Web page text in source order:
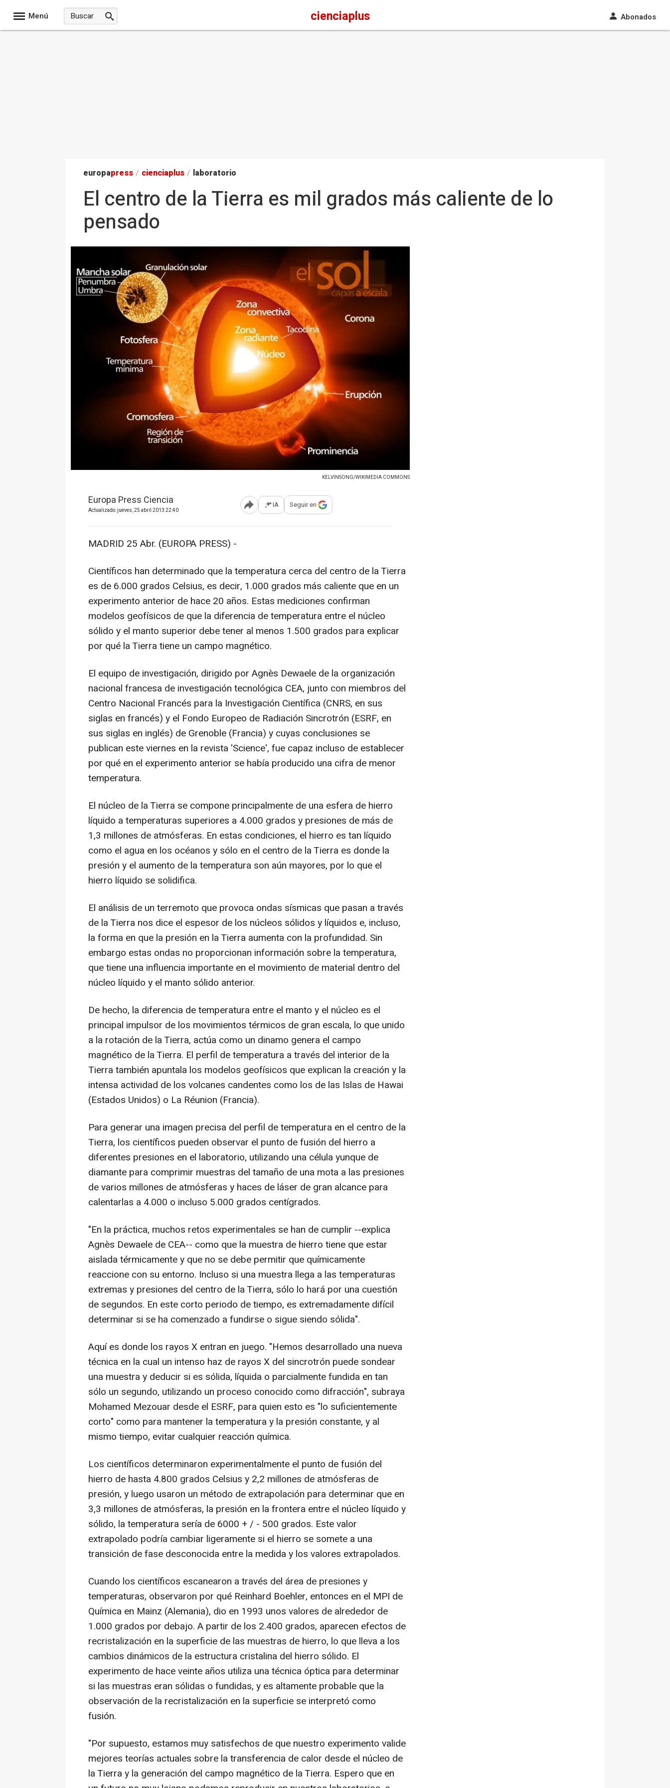
Menú cienciaplus Abonados
europapress / cienciaplus / laboratorio
El centro de la Tierra es mil grados más caliente de lo
pensado
KELVINSONG/WIKIMEDIA COMMONS
Europa Press Ciencia
Actualizado: jueves, 25 abril 2013 22:40 Abrir opciones para compartir
IA Seguir en
MADRID 25 Abr. (EUROPA PRESS) -
Científicos han determinado que la temperatura cerca del centro de la Tierra
es de 6.000 grados Celsius, es decir, 1.000 grados más caliente que en un
experimento anterior de hace 20 años. Estas mediciones confirman
modelos geofísicos de que la diferencia de temperatura entre el núcleo
sólido y el manto superior debe tener al menos 1.500 grados para explicar
por qué la Tierra tiene un campo magnético.
El equipo de investigación, dirigido por Agnès Dewaele de la organización
nacional francesa de investigación tecnológica CEA, junto con miembros del
Centro Nacional Francés para la Investigación Científica (CNRS, en sus
siglas en francés) y el Fondo Europeo de Radiación Sincrotrón (ESRF, en
sus siglas en inglés) de Grenoble (Francia) y cuyas conclusiones se
publican este viernes en la revista 'Science', fue capaz incluso de establecer
por qué en el experimento anterior se había producido una cifra de menor
temperatura.
El núcleo de la Tierra se compone principalmente de una esfera de hierro
líquido a temperaturas superiores a 4.000 grados y presiones de más de
1,3 millones de atmósferas. En estas condiciones, el hierro es tan líquido
como el agua en los océanos y sólo en el centro de la Tierra es donde la
presión y el aumento de la temperatura son aún mayores, por lo que el
hierro líquido se solidifica.
El análisis de un terremoto que provoca ondas sísmicas que pasan a través
de la Tierra nos dice el espesor de los núcleos sólidos y líquidos e, incluso,
la forma en que la presión en la Tierra aumenta con la profundidad. Sin
embargo estas ondas no proporcionan información sobre la temperatura,
que tiene una influencia importante en el movimiento de material dentro del
núcleo líquido y el manto sólido anterior.
De hecho, la diferencia de temperatura entre el manto y el núcleo es el
principal impulsor de los movimientos térmicos de gran escala, lo que unido
a la rotación de la Tierra, actúa como un dinamo genera el campo
magnético de la Tierra. El perfil de temperatura a través del interior de la
Tierra también apuntala los modelos geofísicos que explican la creación y la
intensa actividad de los volcanes candentes como los de las Islas de Hawai
(Estados Unidos) o La Réunion (Francia).
Para generar una imagen precisa del perfil de temperatura en el centro de la
Tierra, los científicos pueden observar el punto de fusión del hierro a
diferentes presiones en el laboratorio, utilizando una célula yunque de
diamante para comprimir muestras del tamaño de una mota a las presiones
de varios millones de atmósferas y haces de láser de gran alcance para
calentarlas a 4.000 o incluso 5.000 grados centígrados.
"En la práctica, muchos retos experimentales se han de cumplir --explica
Agnès Dewaele de CEA-- como que la muestra de hierro tiene que estar
aislada térmicamente y que no se debe permitir que químicamente
reaccione con su entorno. Incluso si una muestra llega a las temperaturas
extremas y presiones del centro de la Tierra, sólo lo hará por una cuestión
de segundos. En este corto periodo de tiempo, es extremadamente difícil
determinar si se ha comenzado a fundirse o sigue siendo sólida".
Aquí es donde los rayos X entran en juego. "Hemos desarrollado una nueva
técnica en la cual un intenso haz de rayos X del sincrotrón puede sondear
una muestra y deducir si es sólida, líquida o parcialmente fundida en tan
sólo un segundo, utilizando un proceso conocido como difracción", subraya
Mohamed Mezouar desde el ESRF, para quien esto es "lo suficientemente
corto" como para mantener la temperatura y la presión constante, y al
mismo tiempo, evitar cualquier reacción química.
Los científicos determinaron experimentalmente el punto de fusión del
hierro de hasta 4.800 grados Celsius y 2,2 millones de atmósferas de
presión, y luego usaron un método de extrapolación para determinar que en
3,3 millones de atmósferas, la presión en la frontera entre el núcleo líquido y
sólido, la temperatura sería de 6000 + / - 500 grados. Este valor
extrapolado podría cambiar ligeramente si el hierro se somete a una
transición de fase desconocida entre la medida y los valores extrapolados.
Cuando los científicos escanearon a través del área de presiones y
temperaturas, observaron por qué Reinhard Boehler, entonces en el MPI de
Química en Mainz (Alemania), dio en 1993 unos valores de alrededor de
1.000 grados por debajo. A partir de los 2.400 grados, aparecen efectos de
recristalización en la superficie de las muestras de hierro, lo que lleva a los
cambios dinámicos de la estructura cristalina del hierro sólido. El
experimento de hace veinte años utiliza una técnica óptica para determinar
si las muestras eran sólidas o fundidas, y es altamente probable que la
observación de la recristalización en la superficie se interpretó como
fusión.
"Por supuesto, estamos muy satisfechos de que nuestro experimento valide
mejores teorías actuales sobre la transferencia de calor desde el núcleo de
la Tierra y la generación del campo magnético de la Tierra. Espero que en